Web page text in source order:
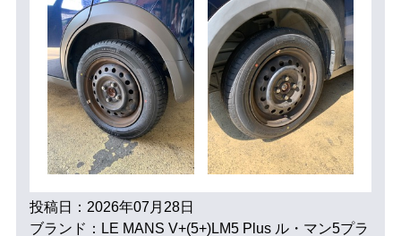
投稿日：2026年07月28日
ブランド：LE MANS V+(5+)LM5 Plus ル・マン5プラ